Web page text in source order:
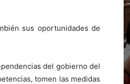
sus oportunidades de
del gobierno del
tomen las medidas